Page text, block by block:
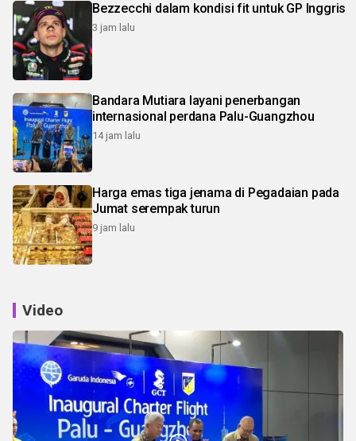
Bezzecchi dalam kondisi fit untuk GP Inggris
3 jam lalu
Bandara Mutiara layani penerbangan
internasional perdana Palu-Guangzhou
14 jam lalu
Harga emas tiga jenama di Pegadaian pada
Jumat serempak turun
9 jam lalu
Video